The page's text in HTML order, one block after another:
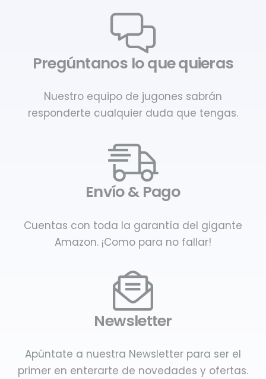
Pregúntanos lo que quieras
Nuestro equipo de jugones sabrán
responderte cualquier duda que tengas.
Envío & Pago
Cuentas con toda la garantía del gigante
Amazon. ¡Como para no fallar!
Newsletter
Apúntate a nuestra Newsletter para ser el
primer en enterarte de novedades y ofertas.